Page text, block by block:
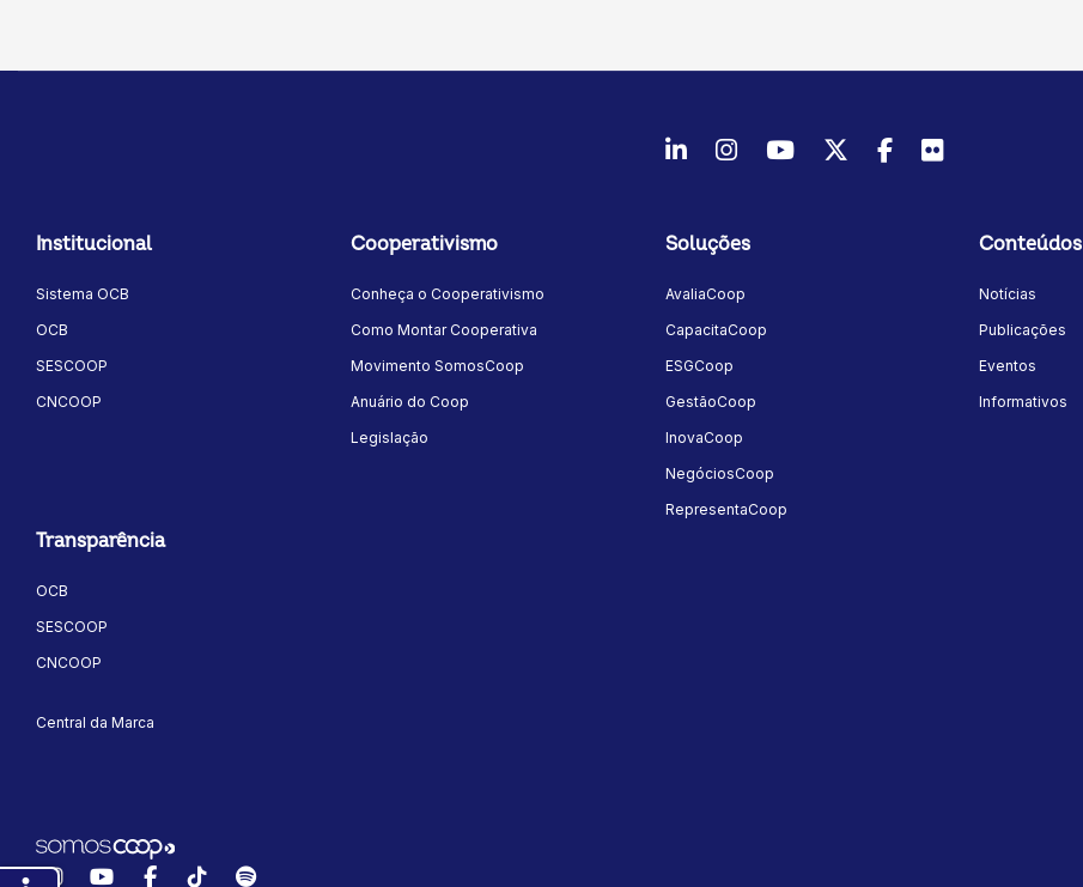
LinkedInInstagram
YoutubeTwitter/X
Facebook
Flickr
Institucional
Sistema OCB
OCB
SESCOOP
CNCOOP
Cooperativismo
Conheça o Cooperativismo
Como Montar Cooperativa
Movimento SomosCoop
Anuário do Coop
Legislação
Soluções
AvaliaCoop
CapacitaCoop
ESGCoop
GestãoCoop
InovaCoop
NegóciosCoop
RepresentaCoop
Conteúdos
Notícias
Publicações
Eventos
Informativos
Transparência
OCB
SESCOOP
CNCOOP
Central da Marca
InstagramYouTubeFacebook
TikTokSpotify